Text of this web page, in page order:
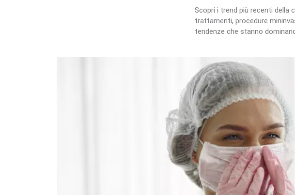
Scopri i trend più recenti della
trattamenti, procedure
tendenze che stanno